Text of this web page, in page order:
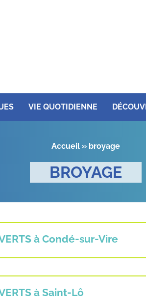
VIE QUOTIDIENNE
Accueil » broyage
BROYAGE
à Condé-sur-Vire
à Saint-Lô